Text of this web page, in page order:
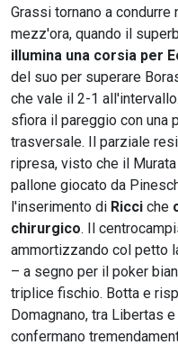
Grassi tornano a
mezz'ora, quando il
illumina una corsia per
del suo per superare
che vale il 2-1
sfiora il pareggio con una
trasversale. Il parziale
ripresa, visto che il
pallone giocato da
l'inserimento di Ricci che
chirurgico. Il
ammortizzando col petto
– a segno per il poker
triplice fischio. Botta e
Domagnano, tra Libertas
confermano